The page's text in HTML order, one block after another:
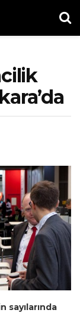
sayılarında